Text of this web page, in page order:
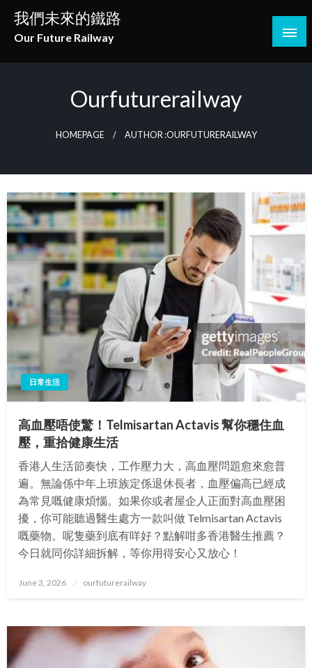
Skip
content
我們未來的鐵路
Our Future Railway
Ourfuturerailway
HOMEPAGE AUTHOR :OURFUTURERAILWAY
日常生活
高血壓唔使驚！Telmisartan Actavis 幫你穩住血
壓，重拾健康生活
香港人生活節奏快，工作壓力大，高血壓問題愈來愈普
遍。無論係中年上班族定係退休長者，血壓偏高已經成
為常見嘅健康煩惱。如果你或者屋企人正面對高血壓困
擾，你可能聽過醫生處方一款叫做 Telmisartan Actavis
嘅藥物。呢隻藥到底有咩好？點解咁多香港醫生推薦？
今日就同你詳細拆解，等你用得安心又放心！
Posted
June 3, 2026 ourfuturerailway